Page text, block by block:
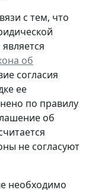
с тем, что
об
согласия
ее
по правилу
об
не согласуют
необходимо